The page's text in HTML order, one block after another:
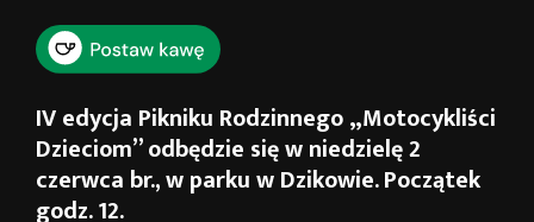
IV edycja Pikniku Rodzinnego „Motocykliści
Dzieciom” odbędzie się w niedzielę 2
czerwca br., w parku w Dzikowie. Początek
godz. 12.